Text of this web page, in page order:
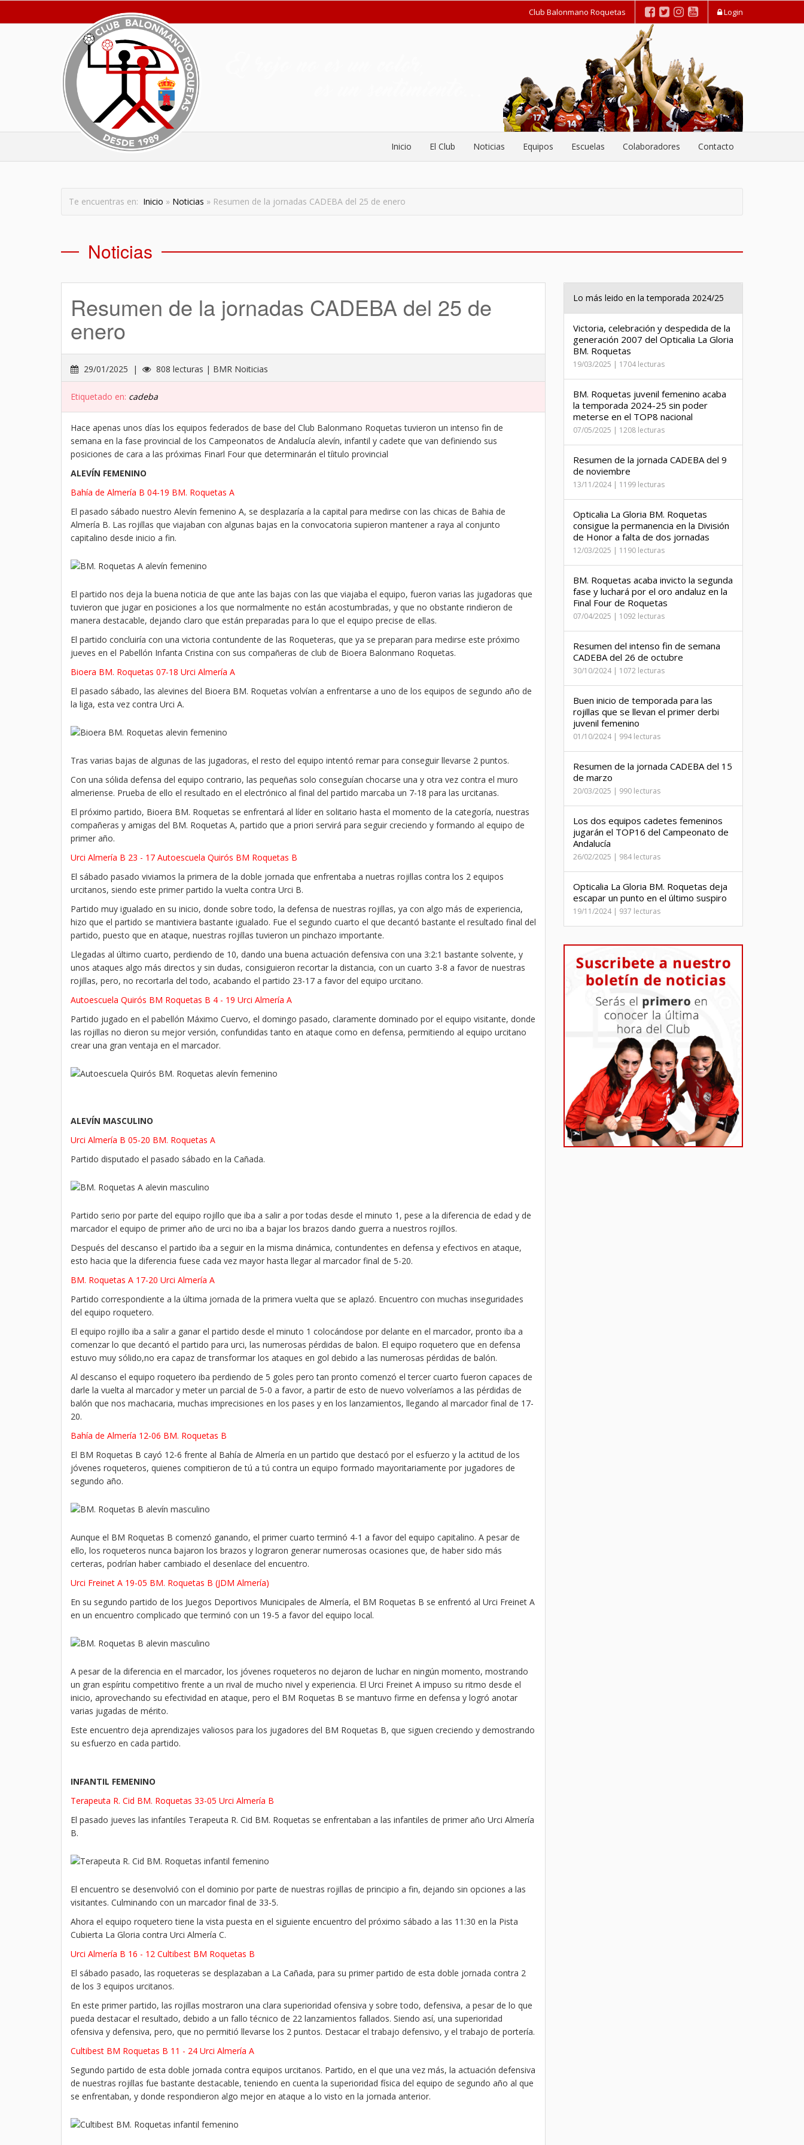
Login
Club Balonmano Roquetas
Inicio El Club Noticias Equipos Escuelas Colaboradores Contacto
Te encuentras en: Inicio » Noticias » Resumen de la jornadas CADEBA del 25 de enero
Noticias
Resumen de la jornadas CADEBA del 25 de
enero
29/01/2025 | 808 lecturas | BMR Noiticias
Etiquetado en: cadeba
Hace apenas unos días los equipos federados de base del Club Balonmano Roquetas tuvieron un intenso fin de
semana en la fase provincial de los Campeonatos de Andalucía alevín, infantil y cadete que van definiendo sus
posiciones de cara a las próximas Finarl Four que determinarán el tíitulo provincial
ALEVÍN FEMENINO
Bahía de Almería B 04-19 BM. Roquetas A
El pasado sábado nuestro Alevín femenino A, se desplazaría a la capital para medirse con las chicas de Bahia de
Almería B. Las rojillas que viajaban con algunas bajas en la convocatoria supieron mantener a raya al conjunto
capitalino desde inicio a fin.
El partido nos deja la buena noticia de que ante las bajas con las que viajaba el equipo, fueron varias las jugadoras que
tuvieron que jugar en posiciones a los que normalmente no están acostumbradas, y que no obstante rindieron de
manera destacable, dejando claro que están preparadas para lo que el equipo precise de ellas.
El partido concluiría con una victoria contundente de las Roqueteras, que ya se preparan para medirse este próximo
jueves en el Pabellón Infanta Cristina con sus compañeras de club de Bioera Balonmano Roquetas.
Bioera BM. Roquetas 07-18 Urci Almería A
El pasado sábado, las alevines del Bioera BM. Roquetas volvían a enfrentarse a uno de los equipos de segundo año de
la liga, esta vez contra Urci A.
Tras varias bajas de algunas de las jugadoras, el resto del equipo intentó remar para conseguir llevarse 2 puntos.
Con una sólida defensa del equipo contrario, las pequeñas solo conseguían chocarse una y otra vez contra el muro
almeriense. Prueba de ello el resultado en el electrónico al final del partido marcaba un 7-18 para las urcitanas.
El próximo partido, Bioera BM. Roquetas se enfrentará al líder en solitario hasta el momento de la categoría, nuestras
compañeras y amigas del BM. Roquetas A, partido que a priori servirá para seguir creciendo y formando al equipo de
primer año.
Urci Almería B 23 - 17 Autoescuela Quirós BM Roquetas B
El sábado pasado viviamos la primera de la doble jornada que enfrentaba a nuetras rojillas contra los 2 equipos
urcitanos, siendo este primer partido la vuelta contra Urci B.
Partido muy igualado en su inicio, donde sobre todo, la defensa de nuestras rojillas, ya con algo más de experiencia,
hizo que el partido se mantiviera bastante igualado. Fue el segundo cuarto el que decantó bastante el resultado final del
partido, puesto que en ataque, nuestras rojillas tuvieron un pinchazo importante.
Llegadas al último cuarto, perdiendo de 10, dando una buena actuación defensiva con una 3:2:1 bastante solvente, y
unos ataques algo más directos y sin dudas, consiguieron recortar la distancia, con un cuarto 3-8 a favor de nuestras
rojillas, pero, no recortarla del todo, acabando el partido 23-17 a favor del equipo urcitano.
Autoescuela Quirós BM Roquetas B 4 - 19 Urci Almería A
Partido jugado en el pabellón Máximo Cuervo, el domingo pasado, claramente dominado por el equipo visitante, donde
las rojillas no dieron su mejor versión, confundidas tanto en ataque como en defensa, permitiendo al equipo urcitano
crear una gran ventaja en el marcador.
ALEVÍN MASCULINO
Urci Almería B 05-20 BM. Roquetas A
Partido disputado el pasado sábado en la Cañada.
Partido serio por parte del equipo rojillo que iba a salir a por todas desde el minuto 1, pese a la diferencia de edad y de
marcador el equipo de primer año de urci no iba a bajar los brazos dando guerra a nuestros rojillos.
Después del descanso el partido iba a seguir en la misma dinámica, contundentes en defensa y efectivos en ataque,
esto hacia que la diferencia fuese cada vez mayor hasta llegar al marcador final de 5-20.
BM. Roquetas A 17-20 Urci Almería A
Partido correspondiente a la última jornada de la primera vuelta que se aplazó. Encuentro con muchas inseguridades
del equipo roquetero.
El equipo rojillo iba a salir a ganar el partido desde el minuto 1 colocándose por delante en el marcador, pronto iba a
comenzar lo que decantó el partido para urci, las numerosas pérdidas de balon. El equipo roquetero que en defensa
estuvo muy sólido,no era capaz de transformar los ataques en gol debido a las numerosas pérdidas de balón.
Al descanso el equipo roquetero iba perdiendo de 5 goles pero tan pronto comenzó el tercer cuarto fueron capaces de
darle la vuelta al marcador y meter un parcial de 5-0 a favor, a partir de esto de nuevo volveríamos a las pérdidas de
balón que nos machacaria, muchas imprecisiones en los pases y en los lanzamientos, llegando al marcador final de 17-
20.
Bahía de Almería 12-06 BM. Roquetas B
El BM Roquetas B cayó 12-6 frente al Bahía de Almería en un partido que destacó por el esfuerzo y la actitud de los
jóvenes roqueteros, quienes compitieron de tú a tú contra un equipo formado mayoritariamente por jugadores de
segundo año.
Aunque el BM Roquetas B comenzó ganando, el primer cuarto terminó 4-1 a favor del equipo capitalino. A pesar de
ello, los roqueteros nunca bajaron los brazos y lograron generar numerosas ocasiones que, de haber sido más
certeras, podrían haber cambiado el desenlace del encuentro.
Urci Freinet A 19-05 BM. Roquetas B (JDM Almería)
En su segundo partido de los Juegos Deportivos Municipales de Almería, el BM Roquetas B se enfrentó al Urci Freinet A
en un encuentro complicado que terminó con un 19-5 a favor del equipo local.
A pesar de la diferencia en el marcador, los jóvenes roqueteros no dejaron de luchar en ningún momento, mostrando
un gran espíritu competitivo frente a un rival de mucho nivel y experiencia. El Urci Freinet A impuso su ritmo desde el
inicio, aprovechando su efectividad en ataque, pero el BM Roquetas B se mantuvo firme en defensa y logró anotar
varias jugadas de mérito.
Este encuentro deja aprendizajes valiosos para los jugadores del BM Roquetas B, que siguen creciendo y demostrando
su esfuerzo en cada partido.
INFANTIL FEMENINO
Terapeuta R. Cid BM. Roquetas 33-05 Urci Almería B
El pasado jueves las infantiles Terapeuta R. Cid BM. Roquetas se enfrentaban a las infantiles de primer año Urci Almería
B.
El encuentro se desenvolvió con el dominio por parte de nuestras rojillas de principio a fin, dejando sin opciones a las
visitantes. Culminando con un marcador final de 33-5.
Ahora el equipo roquetero tiene la vista puesta en el siguiente encuentro del próximo sábado a las 11:30 en la Pista
Cubierta La Gloria contra Urci Almería C.
Urci Almería B 16 - 12 Cultibest BM Roquetas B
El sábado pasado, las roqueteras se desplazaban a La Cañada, para su primer partido de esta doble jornada contra 2
de los 3 equipos urcitanos.
En este primer partido, las rojillas mostraron una clara superioridad ofensiva y sobre todo, defensiva, a pesar de lo que
pueda destacar el resultado, debido a un fallo técnico de 22 lanzamientos fallados. Siendo así, una superioridad
ofensiva y defensiva, pero, que no permitió llevarse los 2 puntos. Destacar el trabajo defensivo, y el trabajo de portería.
Cultibest BM Roquetas B 11 - 24 Urci Almería A
Segundo partido de esta doble jornada contra equipos urcitanos. Partido, en el que una vez más, la actuación defensiva
de nuestras rojillas fue bastante destacable, teniendo en cuenta la superioridad física del equipo de segundo año al que
se enfrentaban, y donde respondieron algo mejor en ataque a lo visto en la jornada anterior.
Lo más leido en la temporada 2024/25
Victoria, celebración y despedida de la
generación 2007 del Opticalia La Gloria
BM. Roquetas
19/03/2025 | 1704 lecturas
BM. Roquetas juvenil femenino acaba
la temporada 2024-25 sin poder
meterse en el TOP8 nacional
07/05/2025 | 1208 lecturas
Resumen de la jornada CADEBA del 9
de noviembre
13/11/2024 | 1199 lecturas
Opticalia La Gloria BM. Roquetas
consigue la permanencia en la División
de Honor a falta de dos jornadas
12/03/2025 | 1190 lecturas
BM. Roquetas acaba invicto la segunda
fase y luchará por el oro andaluz en la
Final Four de Roquetas
07/04/2025 | 1092 lecturas
Resumen del intenso fin de semana
CADEBA del 26 de octubre
30/10/2024 | 1072 lecturas
Buen inicio de temporada para las
rojillas que se llevan el primer derbi
juvenil femenino
01/10/2024 | 994 lecturas
Resumen de la jornada CADEBA del 15
de marzo
20/03/2025 | 990 lecturas
Los dos equipos cadetes femeninos
jugarán el TOP16 del Campeonato de
Andalucía
26/02/2025 | 984 lecturas
Opticalia La Gloria BM. Roquetas deja
escapar un punto en el último suspiro
19/11/2024 | 937 lecturas